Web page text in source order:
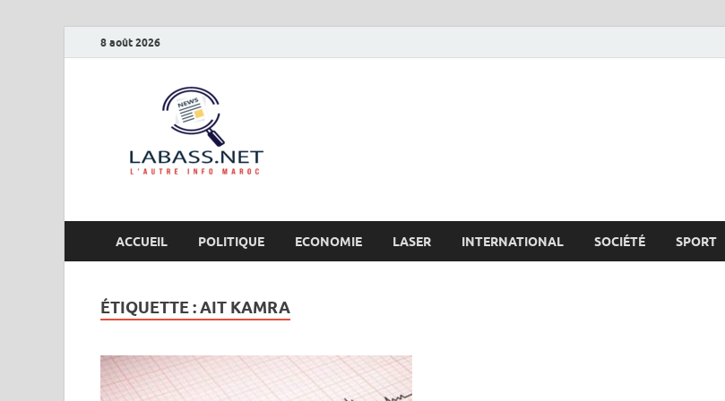
8 août 2026
ACCUEIL POLITIQUE ECONOMIE LASER INTERNATIONAL SOCIÉTÉ SPORT
ÉTIQUETTE :AIT KAMRA